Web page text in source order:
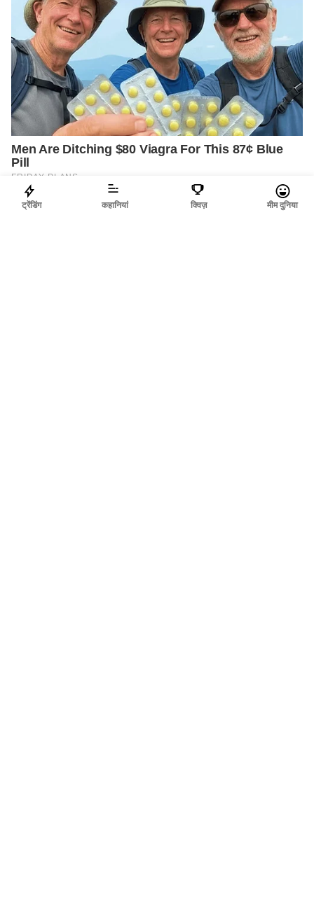
ट्रेंडिंग कहानियां क्विज़ मीम दुनिया